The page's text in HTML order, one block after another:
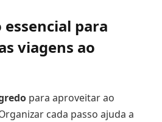
para
viagens ao
para aproveitar ao
cada passo ajuda a